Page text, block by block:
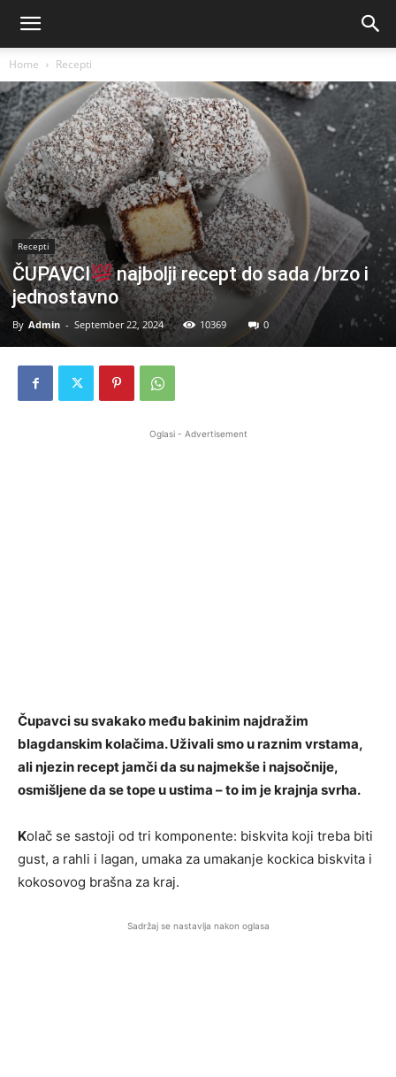
Home Recepti
Recepti
ČUPAVCI
najbolji recept do sada /brzo i
jednostavno
By Admin - September 22, 2024 10369 0
Oglasi - Advertisement
Čupavci su svakako među bakinim najdražim
blagdanskim kolačima. Uživali smo u raznim vrstama,
ali njezin recept jamči da su najmekše i najsočnije,
osmišljene da se tope u ustima – to im je krajnja svrha.
Kolač se sastoji od tri komponente: biskvita koji treba biti
gust, a rahli i lagan, umaka za umakanje kockica biskvita i
kokosovog brašna za kraj.
Sadržaj se nastavlja nakon oglasa